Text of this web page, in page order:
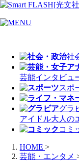
社
芸能インタビュ
スポ
グラ
アイドル大人の
コミ
HOME >
芸能・エンタメ